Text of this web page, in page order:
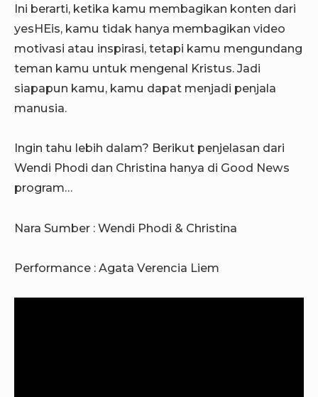
Ini berarti, ketika kamu membagikan konten dari
yesHEis, kamu tidak hanya membagikan video
motivasi atau inspirasi, tetapi kamu mengundang
teman kamu untuk mengenal Kristus. Jadi
siapapun kamu, kamu dapat menjadi penjala
manusia.
Ingin tahu lebih dalam? Berikut penjelasan dari
Wendi Phodi dan Christina hanya di Good News
program…
Nara Sumber : Wendi Phodi & Christina
Performance : Agata Verencia Liem